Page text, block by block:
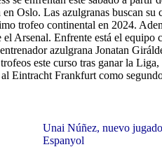
en Oslo. Las azulgranas buscan
trofeo continental en 2024.
el Arsenal. Enfrente está el
azulgrana Jonatan
este curso tras ganar la
Eintracht Frankfurt como
Unai Núñez, nuevo
Espanyol